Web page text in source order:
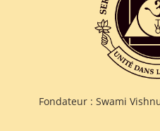
Fondateur : Swami